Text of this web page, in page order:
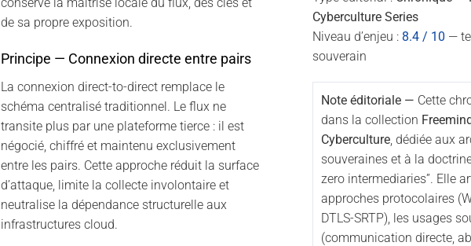
de sa propre exposition.
Principe — Connexion directe entre pairs
La connexion direct-to-direct remplace le
schéma centralisé traditionnel. Le flux ne
transite plus par une plateforme tierce : il est
négocié, chiffré et maintenu exclusivement
entre les pairs. Cette approche réduit la surface
d’attaque, limite la collecte involontaire et
neutralise la dépendance structurelle aux
infrastructures cloud.
Cyberculture Series
Niveau d’enjeu : 8.4 / 10 —
souverain
Note éditoriale — Cette
dans la collection
Cyberculture, dédiée aux
souveraines et à la
zero intermediaries”. Elle
approches protocolaires
DTLS-SRTP), les usages
(communication directe,